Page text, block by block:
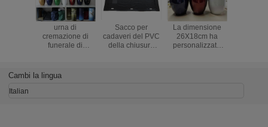
urna di
cremazione di
funerale di
Sacco per
cadaveri del PVC
della chiusura
La dimensione
26X18cm ha
personalizzato
Cambi la lingua
Italian